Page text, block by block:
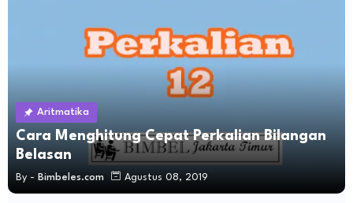
Aritmatika
Cara Menghitung Cepat Perkalian Bilangan
Belasan
By - Bimbeles.com Agustus 08, 2019